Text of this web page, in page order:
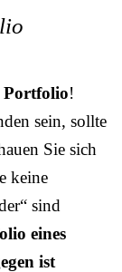
Portfolio!
sein, sollte
Sie sich
keine
sind
eines
ist